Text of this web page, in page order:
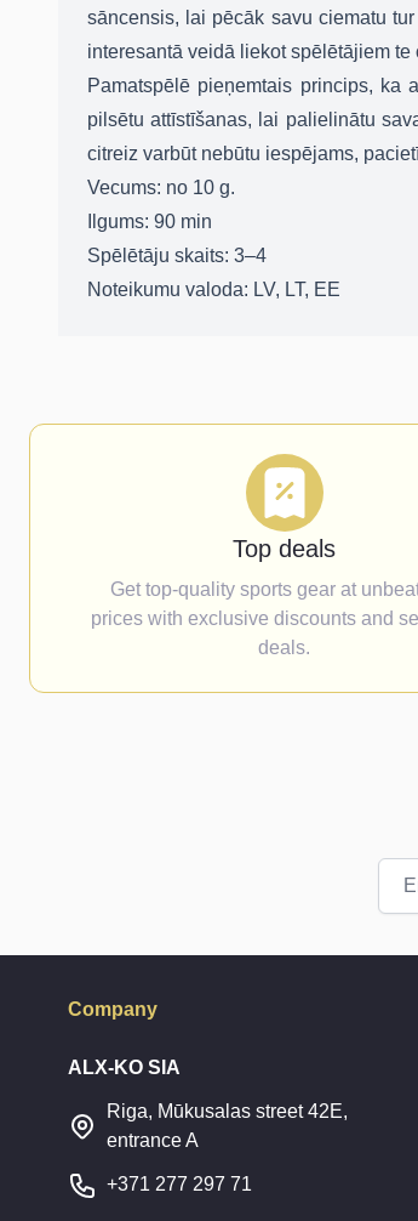
sāncensis, lai pēcāk savu ciematu
interesantā veidā liekot spēlētājiem
Pamatspēlē pieņemtais princips, ka
pilsētu attīstīšanas, lai palielinātu
citreiz varbūt nebūtu iespējams,
Vecums: no 10 g.
Ilgums: 90 min
Spēlētāju skaits: 3–4
Noteikumu valoda: LV, LT, EE
Top deals
Get top-quality sports gear at
prices with exclusive discounts and
deals.
Company
ALX-KO SIA
Riga, Mūkusalas street 42E,
entrance A
+371 277 297 71